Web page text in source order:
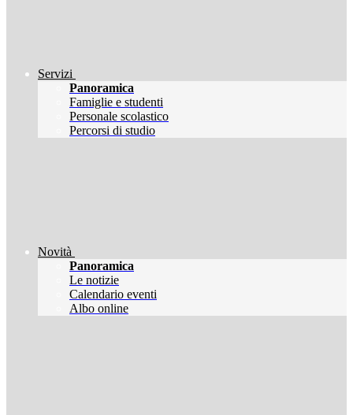
Servizi
Panoramica
Famiglie e studenti
Personale scolastico
Percorsi di studio
Novità
Panoramica
Le notizie
Calendario eventi
Albo online